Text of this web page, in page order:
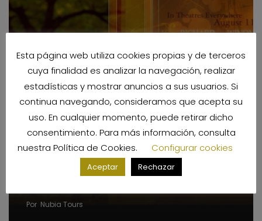
Por Nubia Tours
Esta página web utiliza cookies propias y de terceros
cuya finalidad es analizar la navegación, realizar
estadísticas y mostrar anuncios a sus usuarios. Si
continua navegando, consideramos que acepta su
uso. En cualquier momento, puede retirar dicho
consentimiento. Para más información, consulta
nuestra Política de Cookies. Configurar cookies
Aceptar Rechazar